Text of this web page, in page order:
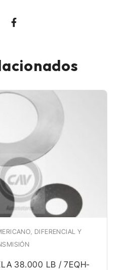
DIFERENCIAL Y
38.000 LB / 7EQH-